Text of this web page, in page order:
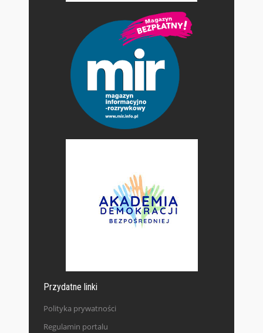
Przydatne linki
Polityka prywatności
Regulamin portalu